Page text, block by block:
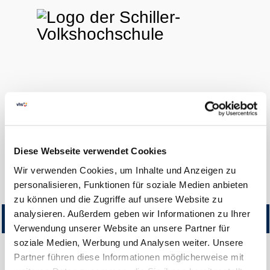
Diese Webseite verwendet Cookies
Wir verwenden Cookies, um Inhalte und Anzeigen zu
personalisieren, Funktionen für soziale Medien anbieten
zu können und die Zugriffe auf unsere Website zu
analysieren. Außerdem geben wir Informationen zu Ihrer
Verwendung unserer Website an unsere Partner für
soziale Medien, Werbung und Analysen weiter. Unsere
Partner führen diese Informationen möglicherweise mit
LOGIN
Hilfe & Kontakt
Startseite Kursangebot
Titel Kursnummer Beginn Teilnehmer Gebühr
Erm.
Gebühr
Status